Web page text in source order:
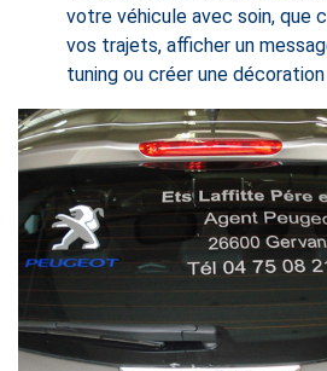
votre véhicule avec soin, que
vos trajets, afficher un
tuning ou créer une décoration